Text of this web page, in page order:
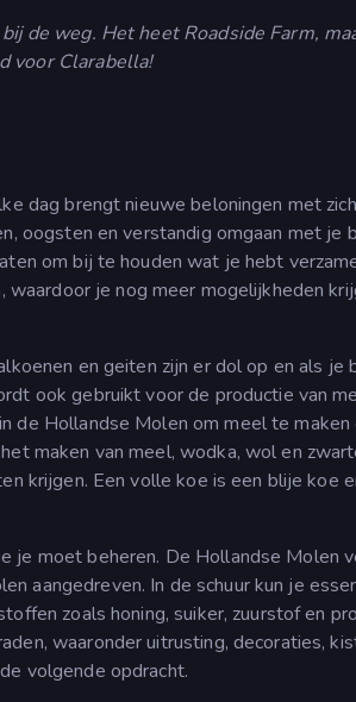
de weg. Het heet Roadside Farm,
voor Clarabella!
dag brengt nieuwe beloningen met
oogsten en verstandig omgaan met je
om bij te houden wat je hebt
je nog meer mogelijkheden
en geiten zijn er dol op en als je
ook gebruikt voor de productie van
de Hollandse Molen om meel te
maken van meel, wodka, wol en
krijgen. Een volle koe is een blije koe
je moet beheren. De Hollandse Molen
aangedreven. In de schuur kun je
zoals honing, suiker, zuurstof en
waaronder uitrusting, decoraties,
volgende opdracht.